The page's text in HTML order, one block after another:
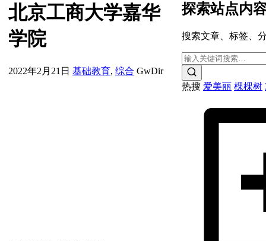
北京工商大学嘉华
学院
2022年2月21日 基础教育, 综合 GwDir
探索站点内
搜索文章、标签、
热搜 爱美丽 棵棵树